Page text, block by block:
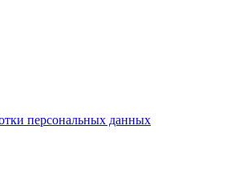
персональных данных